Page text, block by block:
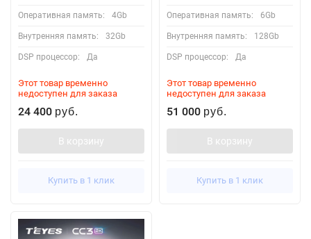
Оперативная память: 4Gb
Внутренняя память: 32Gb
DSP процессор: Да
Этот товар временно
недоступен для заказа
24 400 руб.
В корзину
Купить в 1 клик
Оперативная память: 6Gb
Внутренняя память: 128Gb
DSP процессор: Да
Этот товар временно
недоступен для заказа
51 000 руб.
В корзину
Купить в 1 клик